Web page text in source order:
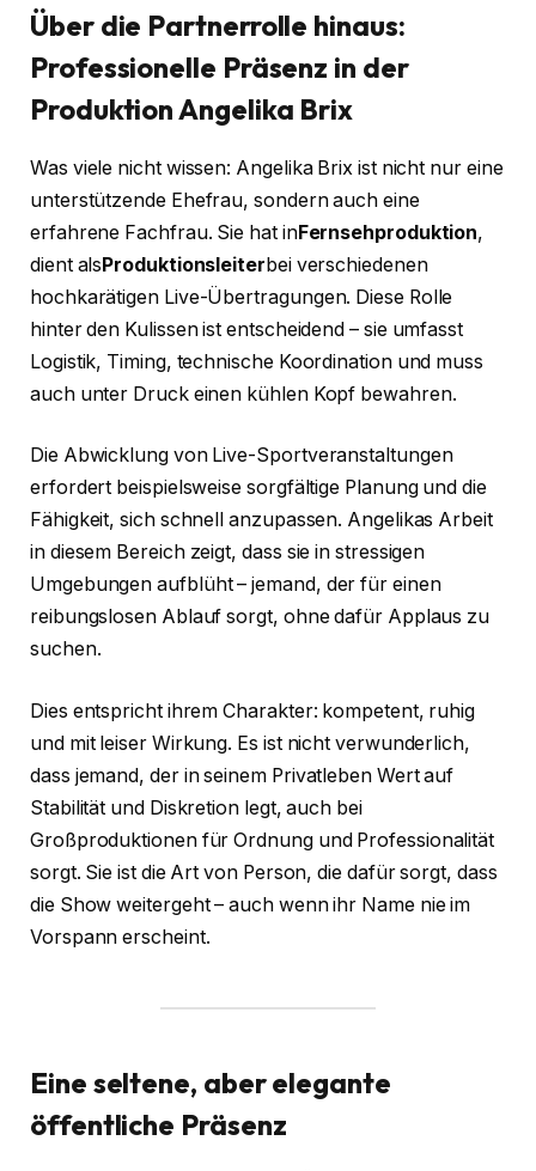
Über die Partnerrolle hinaus:
Professionelle Präsenz in der
ProduktionAngelika Brix
Was viele nicht wissen: Angelika Brix ist nicht nur eine
unterstützende Ehefrau, sondern auch eine
erfahrene Fachfrau. Sie hat inFernsehproduktion,
dient alsProduktionsleiterbei verschiedenen
hochkarätigen Live-Übertragungen. Diese Rolle
hinter den Kulissen ist entscheidend – sie umfasst
Logistik, Timing, technische Koordination und muss
auch unter Druck einen kühlen Kopf bewahren.
Die Abwicklung von Live-Sportveranstaltungen
erfordert beispielsweise sorgfältige Planung und die
Fähigkeit, sich schnell anzupassen. Angelikas Arbeit
in diesem Bereich zeigt, dass sie in stressigen
Umgebungen aufblüht – jemand, der für einen
reibungslosen Ablauf sorgt, ohne dafür Applaus zu
suchen.
Dies entspricht ihrem Charakter: kompetent, ruhig
und mit leiser Wirkung. Es ist nicht verwunderlich,
dass jemand, der in seinem Privatleben Wert auf
Stabilität und Diskretion legt, auch bei
Großproduktionen für Ordnung und Professionalität
sorgt. Sie ist die Art von Person, die dafür sorgt, dass
die Show weitergeht – auch wenn ihr Name nie im
Vorspann erscheint.
Eine seltene, aber elegante
öffentliche Präsenz